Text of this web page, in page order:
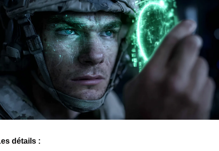
détails :